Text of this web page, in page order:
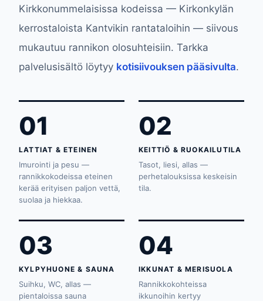
Kirkkonummelaisissa kodeissa — Kirkonkylän
kerrostaloista Kantvikin rantataloihin — siivous
mukautuu rannikon olosuhteisiin. Tarkka
palvelusisältö löytyy kotisiivouksen pääsivulta.
01
LATTIAT & ETEINEN
Imurointi ja pesu —
rannikkokodeissa eteinen
kerää erityisen paljon vettä,
suolaa ja hiekkaa.
02
KEITTIÖ & RUOKAILUTILA
Tasot, liesi, allas —
perhetalouksissa keskeisin
tila.
03
KYLPYHUONE & SAUNA
Suihku, WC, allas —
pientaloissa sauna
04
IKKUNAT & MERISUOLA
Rannikkokohteissa
ikkunoihin kertyy